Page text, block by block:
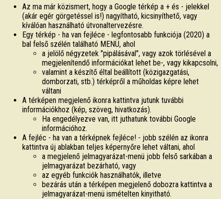
Az ma már közismert, hogy a Google térkép a + és - jelekkel
(akár egér görgetéssel is!) nagyítható, kicsinyíthető, vagy
kíválóan használható útvonaltervezésre.
Egy térkép - ha van fejléce - legfontosabb funkciója (2020) a
bal felső szélén található MENÜ, ahol
a jelölő négyzetek "pipálásával", vagy azok törlésével a
megjelenítendő információkat lehet be-, vagy kikapcsolni,
valamint a készítő éltal beállított (közigazgatási,
domborzati, stb.) térképről a műholdas képre lehet
váltani
A térképen megjelenő ikonra kattintva jutunk tuvábbi
információkhoz (kép, szöveg, hivatkozás).
Ha engedélyezve van, itt juthatunk további Google
információhoz.
A fejléc - ha van a térképnek fejléce! - jobb szélén az ikonra
kattintva új ablakban teljes képernyőre lehet váltani, ahol
a megjelenő jelmagyarázat-menü jobb felső sarkában a
jelmagyarázat bezárható, vagy
az egyéb funkciók használhatók, illetve
bezárás után a térképen megjelenő dobozra kattintva a
jelmagyarázat-menü ismételten kinyitható.